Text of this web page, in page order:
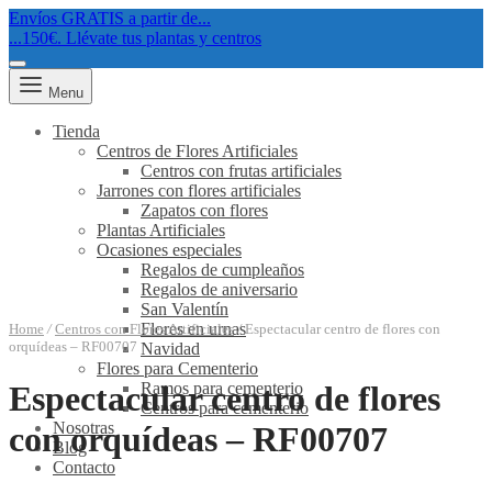
Envíos GRATIS a partir de...
...150€. Llévate tus plantas y centros
Menu
Tienda
Centros de Flores Artificiales
Centros con frutas artificiales
Jarrones con flores artificiales
Zapatos con flores
Plantas Artificiales
Ocasiones especiales
Regalos de cumpleaños
Regalos de aniversario
San Valentín
Flores en urnas
Navidad
Flores para Cementerio
Ramos para cementerio
Centros para cementerio
Nosotras
Blog
Contacto
Home / Centros con Flores Artificiales /Espectacular centro de flores con
orquídeas – RF00707
Espectacular centro de flores
con orquídeas – RF00707